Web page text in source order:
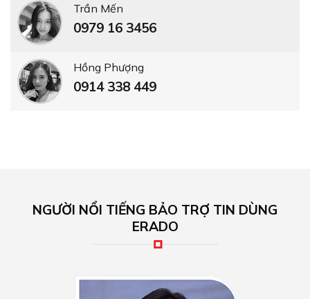
Trần Mến
0979 16 3456
Hồng Phượng
0914 338 449
NGƯỜI NỔI TIẾNG BẢO TRỢ TIN DÙNG
ERADO